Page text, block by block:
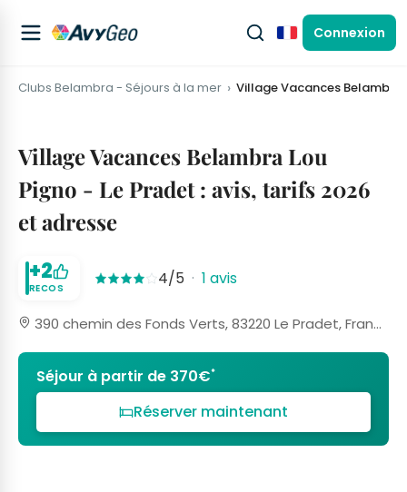
FrançaisConnexion
Clubs Belambra - Séjours à la mer Village Vacances Belambra
Village Vacances Belambra Lou
Pigno - Le Pradet : avis, tarifs 2026
et adresse
+2
RECOS 4/5 · 1 avis
390 chemin des Fonds Verts, 83220 Le Pradet, France
Séjour à partir de 370€*
Réserver maintenant